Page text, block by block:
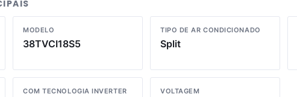
MODELO
38TVCI18S5
TIPO DE AR CONDICIONADO
Split
COM TECNOLOGIA INVERTER VOLTAGEM